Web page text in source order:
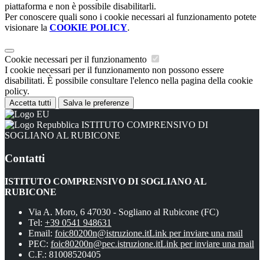
piattaforma e non è possibile disabilitarli.
Per conoscere quali sono i cookie necessari al funzionamento potete
visionare la COOKIE POLICY.
Cookie necessari per il funzionamento
I cookie necessari per il funzionamento non possono essere
disabilitati. È possibile consultare l'elenco nella pagina della cookie
policy.
Accetta tutti Salva le preferenze
ISTITUTO COMPRENSIVO DI
SOGLIANO AL RUBICONE
Contatti
ISTITUTO COMPRENSIVO DI SOGLIANO AL
RUBICONE
Via A. Moro, 6 47030 - Sogliano al Rubicone (FC)
Tel: +39 0541 948631
Email: foic80200n@istruzione.itLink per inviare una mail
PEC: foic80200n@pec.istruzione.itLink per inviare una mail
C.F.: 81008520405